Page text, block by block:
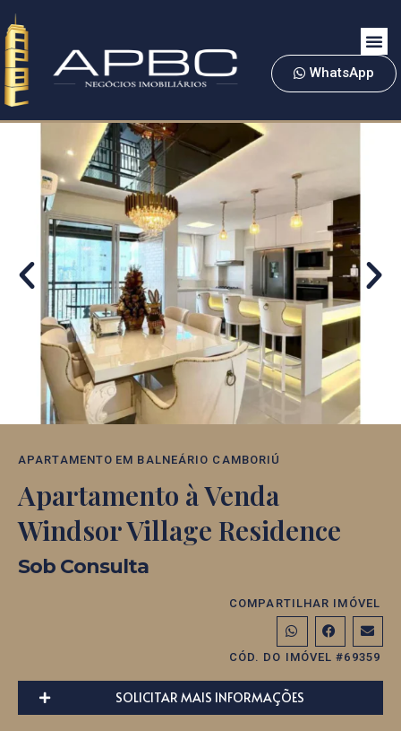
WhatsApp
APARTAMENTO EM BALNEÁRIO CAMBORIÚ
Apartamento à Venda
Windsor Village Residence
Sob Consulta
COMPARTILHAR IMÓVEL
CÓD. DO IMÓVEL #69359
SOLICITAR MAIS INFORMAÇÕES